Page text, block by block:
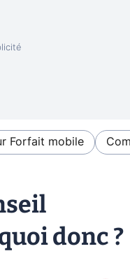
Forfait mobile
donc ?